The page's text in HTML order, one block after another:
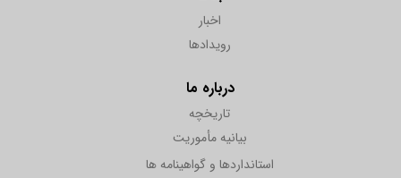
اخبار
رویدادها
درباره ما
تاریخچه
بیانیه مأموریت
استانداردها و گواهینامه ها